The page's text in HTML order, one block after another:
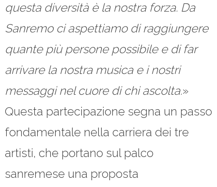
questa diversità è la nostra forza. Da
Sanremo ci aspettiamo di raggiungere
quante più persone possibile e di far
arrivare la nostra musica e i nostri
messaggi nel cuore di chi ascolta.»
Questa partecipazione segna un passo
fondamentale nella carriera dei tre
artisti, che portano sul palco
sanremese una proposta